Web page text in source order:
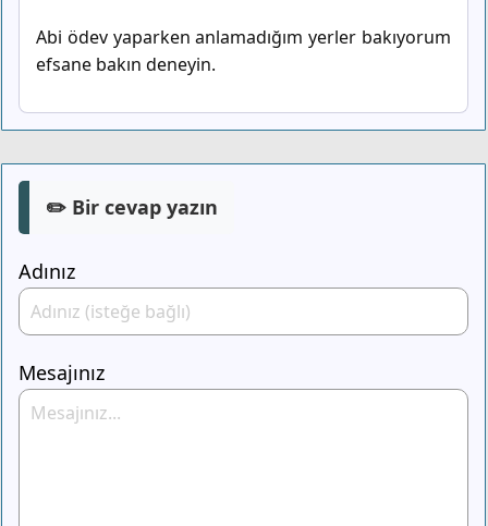
Abi ödev yaparken anlamadığım yerler bakıyorum
efsane bakın deneyin.
✏️ Bir cevap yazın
Adınız
Mesajınız